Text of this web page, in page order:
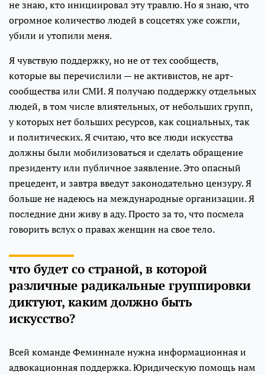
не знаю, кто инициировал эту травлю. Но я знаю, что
огромное количество людей в соцсетях уже сожгли,
убили и утопили меня.
Я чувствую поддержку, но не от тех сообществ,
которые вы перечислили — не активистов, не арт-
сообщества или СМИ. Я получаю поддержку отдельных
людей, в том числе влиятельных, от небольших групп,
у которых нет больших ресурсов, как социальных, так
и политических. Я считаю, что все люди искусства
должны были мобилизоваться и сделать обращение
президенту или публичное заявление. Это опасный
прецедент, и завтра введут законодательно цензуру. Я
больше не надеюсь на международные организации. Я
последние дни живу в аду. Просто за то, что посмела
говорить вслух о правах женщин на свое тело.
что будет со страной, в которой
различные радикальные группировки
диктуют, каким должно быть
искусство?
Всей команде Феминнале нужна информационная и
адвокационная поддержка. Юридическую помощь нам